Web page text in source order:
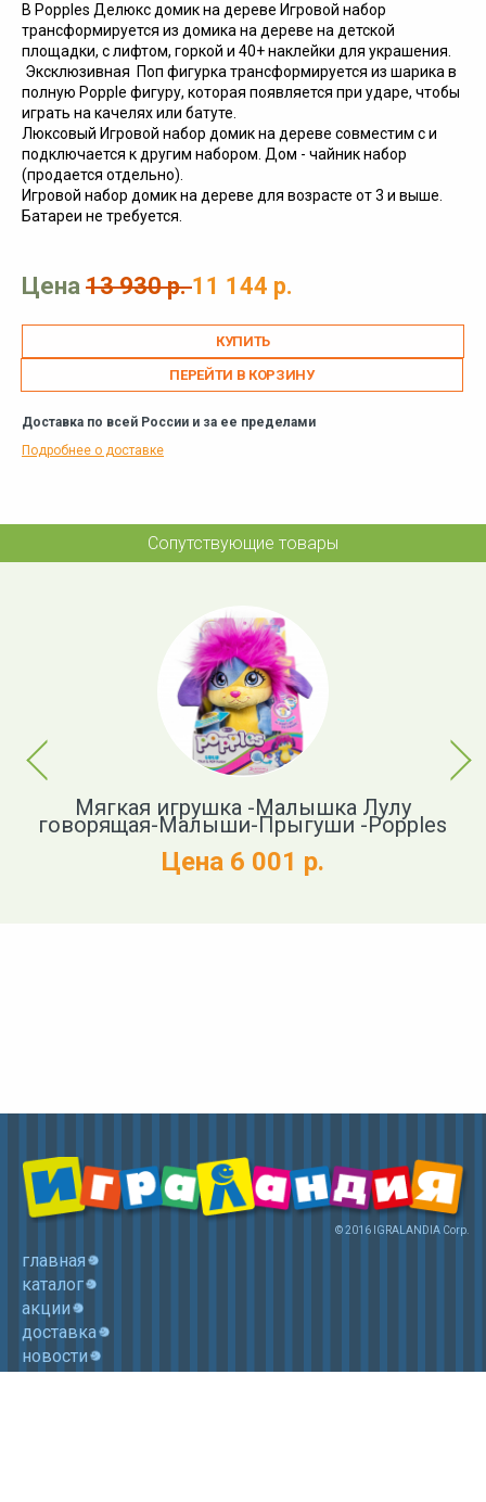
В Popples Делюкс домик на дереве Игровой набор
трансформируется из домика на дереве на детской
площадки, с лифтом, горкой и 40+ наклейки для украшения.
Эксклюзивная Поп фигурка трансформируется из шарика в
полную Popple фигуру, которая появляется при ударе, чтобы
играть на качелях или батуте.
Люксовый Игровой набор домик на дереве совместим с и
подключается к другим набором. Дом - чайник набор
(продается отдельно).
Игровой набор домик на дереве для возрасте от 3 и выше.
Батареи не требуется.
Цена 13 930 р.11 144 р.
ПЕРЕЙТИ В КОРЗИНУ
Доставка по всей России и за ее пределами
Подробнее о доставке
Сопутствующие товары
Previous
Мягкая игрушка -Малышка Лулу
говорящая-Малыши-Прыгуши -Popples
Цена 6 001 р.
Next
© 2016 IGRALANDIA Corp.
главная
каталог
акции
доставка
новости